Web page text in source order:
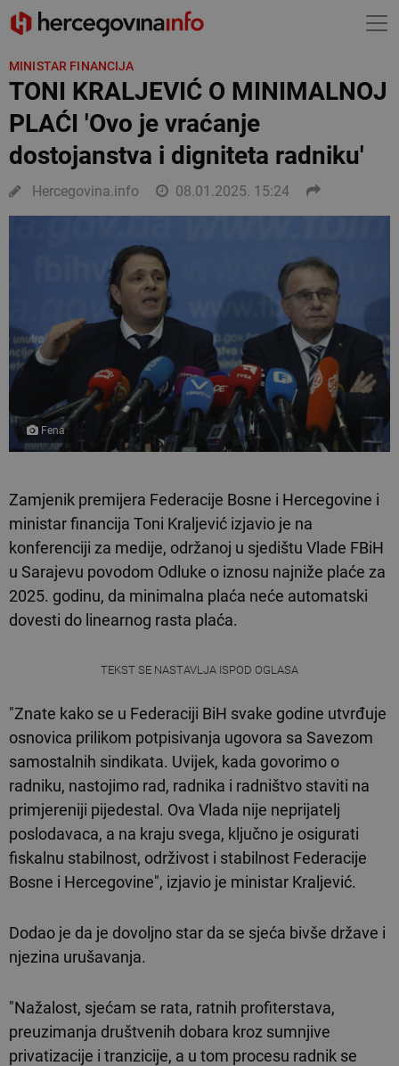
MINISTAR FINANCIJA
TONI KRALJEVIĆ O MINIMALNOJ
PLAĆI 'Ovo je vraćanje
dostojanstva i digniteta radniku'
Hercegovina.info 08.01.2025. 15:24
Fena
Zamjenik premijera Federacije Bosne i Hercegovine i
ministar financija Toni Kraljević izjavio je na
konferenciji za medije, održanoj u sjedištu Vlade FBiH
u Sarajevu povodom Odluke o iznosu najniže plaće za
2025. godinu, da minimalna plaća neće automatski
dovesti do linearnog rasta plaća.
TEKST SE NASTAVLJA ISPOD OGLASA
"Znate kako se u Federaciji BiH svake godine utvrđuje
osnovica prilikom potpisivanja ugovora sa Savezom
samostalnih sindikata. Uvijek, kada govorimo o
radniku, nastojimo rad, radnika i radništvo staviti na
primjereniji pijedestal. Ova Vlada nije neprijatelj
poslodavaca, a na kraju svega, ključno je osigurati
fiskalnu stabilnost, održivost i stabilnost Federacije
Bosne i Hercegovine", izjavio je ministar Kraljević.
Dodao je da je dovoljno star da se sjeća bivše države i
njezina urušavanja.
"Nažalost, sjećam se rata, ratnih profiterstava,
preuzimanja društvenih dobara kroz sumnjive
privatizacije i tranzicije, a u tom procesu radnik se